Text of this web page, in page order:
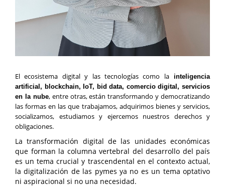
El ecosistema digital y las tecnologías como lainteligencia
artificial, blockchain, IoT, bid data, comercio digital, servicios
en la nube, entre otras, están transformando y democratizando
las formas en las que trabajamos, adquirimos bienes y servicios,
socializamos, estudiamos y ejercemos nuestros derechos y
obligaciones.
La transformación digital de las unidades económicas
que forman la columna vertebral del desarrollo del país
es un tema crucial y trascendental en el contexto actual,
la digitalización de las pymes ya no es un tema optativo
ni aspiracional si no una necesidad.